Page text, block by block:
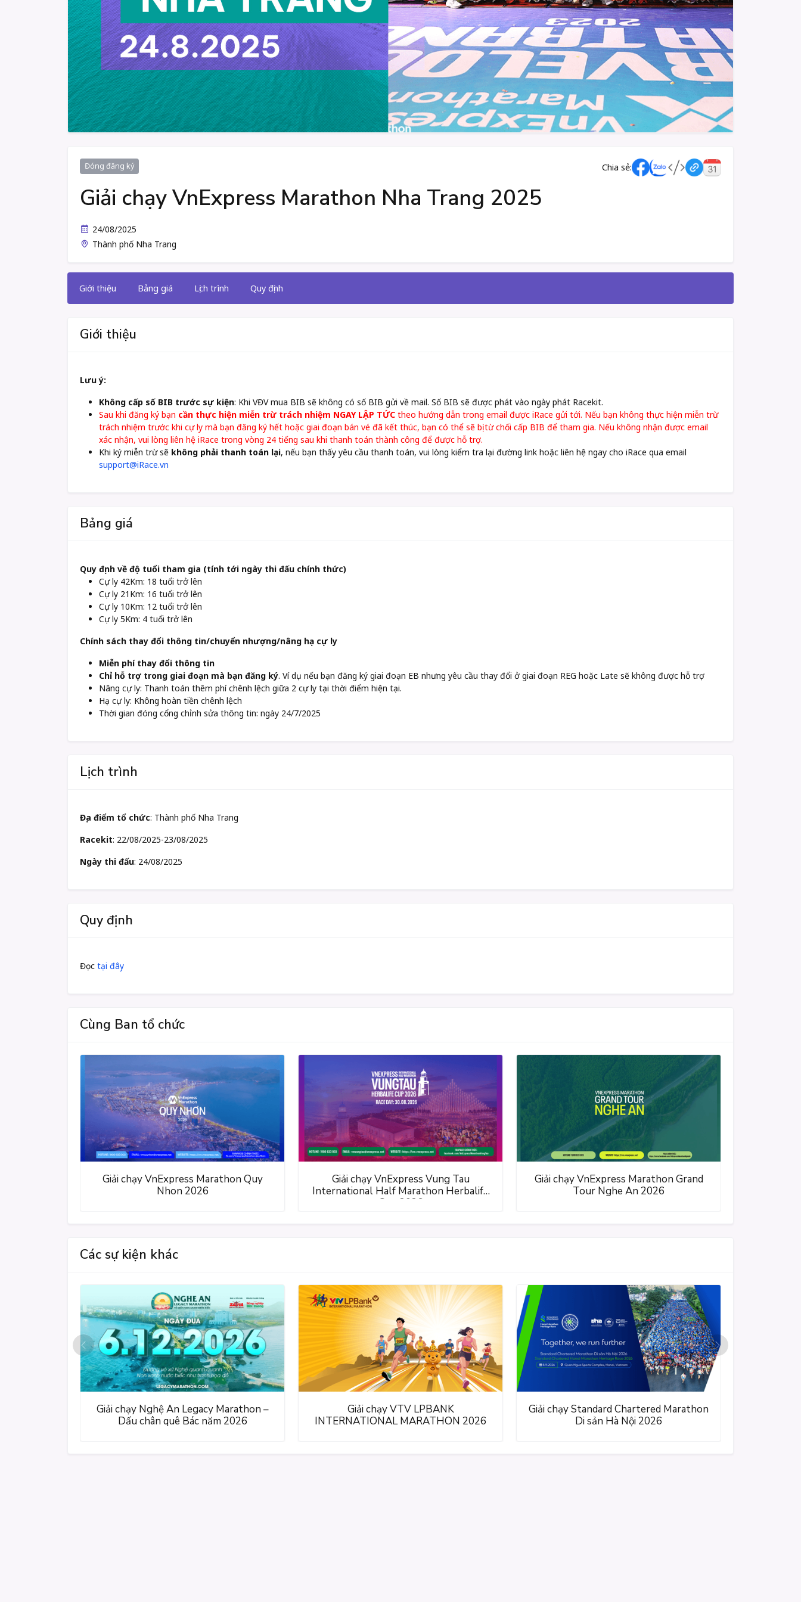
Đóng đăng ký Chia sẻ:
Giải chạy VnExpress Marathon Nha Trang 2025
24/08/2025
Thành phố Nha Trang
Giới thiệu Bảng giá Lịch trình Quy định
Giới thiệu
Lưu ý:
Không cấp số BIB trước sự kiện: Khi VĐV mua BIB sẽ không có số BIB gửi về mail. Số BIB sẽ được phát vào ngày phát Racekit.
Sau khi đăng ký bạn cần thực hiện miễn trừ trách nhiệm NGAY LẬP TỨC theo hướng dẫn trong email được iRace gửi tới. Nếu bạn không thực hiện miễn trừ
trách nhiệm trước khi cự ly mà bạn đăng ký hết hoặc giai đoạn bán vé đã kết thúc, bạn có thể sẽ bị từ chối cấp BIB để tham gia. Nếu không nhận được email
xác nhận, vui lòng liên hệ iRace trong vòng 24 tiếng sau khi thanh toán thành công để được hỗ trợ.
Khi ký miễn trừ sẽ không phải thanh toán lại, nếu bạn thấy yêu cầu thanh toán, vui lòng kiểm tra lại đường link hoặc liên hệ ngay cho iRace qua email
support@iRace.vn
Bảng giá
Quy định về độ tuổi tham gia (tính tới ngày thi đấu chính thức)
Cự ly 42Km: 18 tuổi trở lên
Cự ly 21Km: 16 tuổi trở lên
Cự ly 10Km: 12 tuổi trở lên
Cự ly 5Km: 4 tuổi trở lên
Chính sách thay đổi thông tin/chuyển nhượng/nâng hạ cự ly
Miễn phí thay đổi thông tin
Chỉ hỗ trợ trong giai đoạn mà bạn đăng ký. Ví dụ nếu bạn đăng ký giai đoạn EB nhưng yêu cầu thay đổi ở giai đoạn REG hoặc Late sẽ không được hỗ trợ
Nâng cự ly: Thanh toán thêm phí chênh lệch giữa 2 cự ly tại thời điểm hiện tại.
Hạ cự ly: Không hoàn tiền chênh lệch
Thời gian đóng cổng chỉnh sửa thông tin: ngày 24/7/2025
Lịch trình
Địa điểm tổ chức: Thành phố Nha Trang
Racekit: 22/08/2025-23/08/2025
Ngày thi đấu: 24/08/2025
Quy định
Đọc tại đây
Cùng Ban tổ chức
Giải chạy VnExpress Marathon Quy
Nhon 2026
Giải chạy VnExpress Vung Tau
International Half Marathon Herbalife
Cup 2026
Giải chạy VnExpress Marathon Grand
Tour Nghe An 2026
Các sự kiện khác
Giải chạy Nghệ An Legacy Marathon –
Dấu chân quê Bác năm 2026
Giải chạy VTV LPBANK
INTERNATIONAL MARATHON 2026
Giải chạy Standard Chartered Marathon
Di sản Hà Nội 2026
P
r
e
v
N